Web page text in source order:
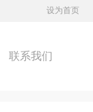
设为首页
联系我们